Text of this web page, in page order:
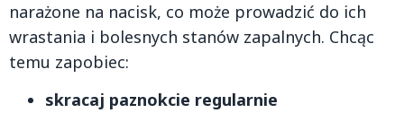
narażone na nacisk, co może prowadzić do ich
wrastania i bolesnych stanów zapalnych. Chcąc
temu zapobiec:
skracaj paznokcie regularnie